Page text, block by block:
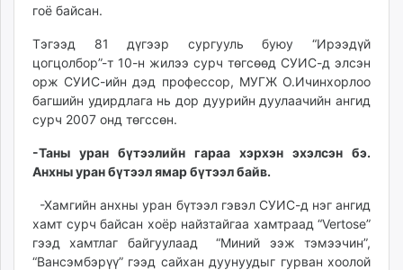
tvmongolia.mn
unegui.mn
assa.mn
toim.mn
tac.mn
paparazzi.mn
unread.today
гоё байсан.
Тэгээд 81 дүгээр сургууль буюу “Ирээдүй
цогцолбор”-т 10-н жилээ сурч төгсөөд СУИС-д элсэн
орж СУИС-ийн дэд профессор, МУГЖ О.Ичинхорлоо
багшийн удирдлага нь дор дуурийн дуулаачийн ангид
сурч 2007 онд төгссөн.
-Таны уран бүтээлийн гараа хэрхэн эхэлсэн бэ.
Анхны уран бүтээл ямар бүтээл байв.
-Хамгийн анхны уран бүтээл гэвэл СУИС-д нэг ангид
хамт сурч байсан хоёр найзтайгаа хамтраад “Vertose”
гээд хамтлаг байгуулаад “Миний ээж тэмээчин”,
“Вансэмбэрүү” гээд сайхан дуунуудыг гурван хоолой